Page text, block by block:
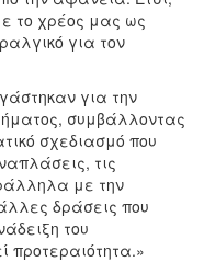
το χρέος μας ως
για τον
για την
συμβάλλοντας
σχεδιασμό που
τις
με την
δράσεις που
του
προτεραιότητα.»